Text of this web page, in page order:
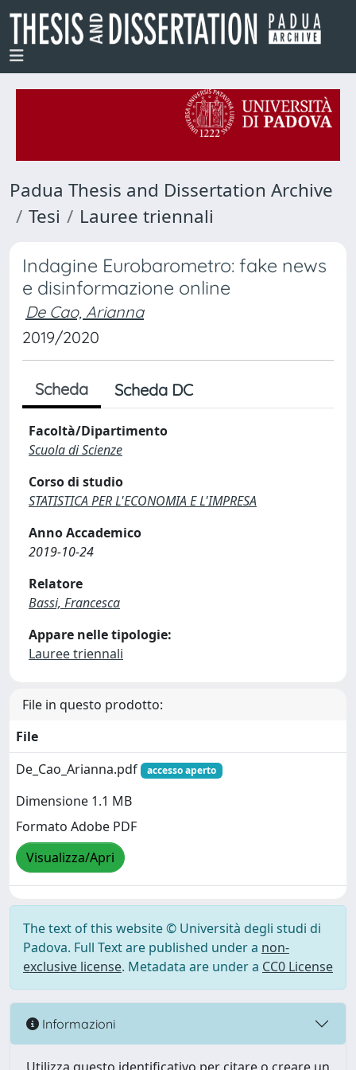
Padua Thesis and Dissertation Archive
Tesi
Lauree triennali
Indagine Eurobarometro: fake news
e disinformazione online
De Cao, Arianna
2019/2020
Scheda Scheda DC
Facoltà/Dipartimento
Scuola di Scienze
Corso di studio
STATISTICA PER L'ECONOMIA E L'IMPRESA
Anno Accademico
2019-10-24
Relatore
Bassi, Francesca
Appare nelle tipologie:
Lauree triennali
File in questo prodotto:
File
De_Cao_Arianna.pdf
accesso aperto
Dimensione 1.1 MB
Formato Adobe PDF
Visualizza/Apri
The text of this website © Università degli studi di
Padova. Full Text are published under a non-
exclusive license. Metadata are under a CC0 License
Informazioni